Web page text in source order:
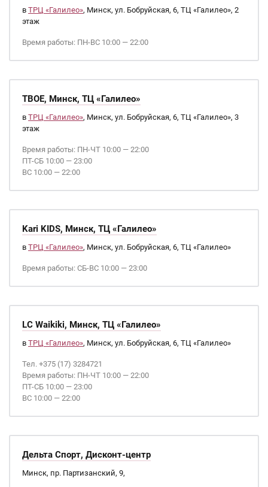
в ТРЦ «Галилео», Минск, ул. Бобруйская, 6, ТЦ «Галилео», 2
этаж
Время работы: ПН-ВС 10:00 — 22:00
ТВОЕ, Минск, ТЦ «Галилео»
в ТРЦ «Галилео», Минск, ул. Бобруйская, 6, ТЦ «Галилео», 3
этаж
Время работы: ПН-ЧТ 10:00 — 22:00
ПТ-СБ 10:00 — 23:00
ВС 10:00 — 22:00
Kari KIDS, Минск, ТЦ «Галилео»
в ТРЦ «Галилео», Минск, ул. Бобруйская, 6, ТЦ «Галилео»
Время работы: СБ-ВС 10:00 — 23:00
LC Waikiki, Минск, ТЦ «Галилео»
в ТРЦ «Галилео», Минск, ул. Бобруйская, 6, ТЦ «Галилео»
Тел. +375 (17) 3284721
Время работы: ПН-ЧТ 10:00 — 22:00
ПТ-СБ 10:00 — 23:00
ВС 10:00 — 22:00
Дельта Спорт, Дисконт-центр
Минск, пр. Партизанский, 9,